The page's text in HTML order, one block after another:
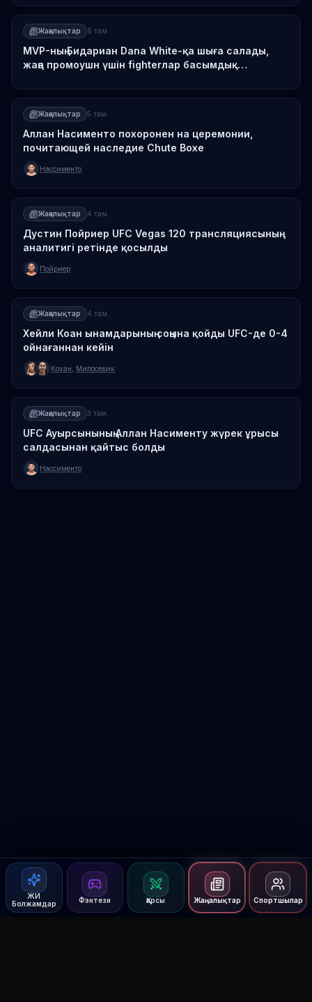
ЖИ
Болжамдар
Фэнтези Қарсы Жаңалықтар Спортшылар
Жаңалықтар 6 там.
MVP-ның Бидариан Dana White-қа шыға салады,
жаңа промоушн үшін fighterлар басымдық
Жаңалықтар 5 там.
Аллан Насименто похоронен на церемонии,
почитающей наследие Chute Boxe
Нассименто
Жаңалықтар 4 там.
Дустин Пойриер UFC Vegas 120 трансляциясының
аналитигі ретінде қосылды
Пойриер
Жаңалықтар 4 там.
Хейли Коан ынамдарының соңына қойды UFC-де 0-4
ойнағаннан кейін
Коуан Милосевик
Жаңалықтар 3 там.
UFC Ауырсынының Аллан Насименту жүрек ұрысы
салдасынан қайтыс болды
Нассименто